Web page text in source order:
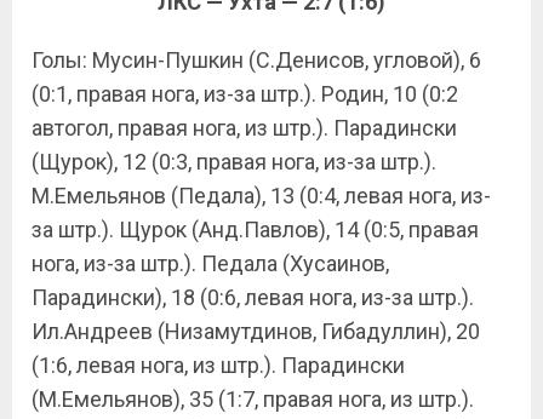
Голы: Мусин-Пушкин (С.Денисов, угловой), 6
(0:1, правая нога, из-за штр.). Родин, 10 (0:2
автогол, правая нога, из штр.). Парадински
(Щурок), 12 (0:3, правая нога, из-за штр.).
М.Емельянов (Педала), 13 (0:4, левая нога, из-
за штр.). Щурок (Анд.Павлов), 14 (0:5, правая
нога, из-за штр.). Педала (Хусаинов,
Парадински), 18 (0:6, левая нога, из-за штр.).
Ил.Андреев (Низамутдинов, Гибадуллин), 20
(1:6, левая нога, из штр.). Парадински
(М.Емельянов), 35 (1:7, правая нога, из штр.).